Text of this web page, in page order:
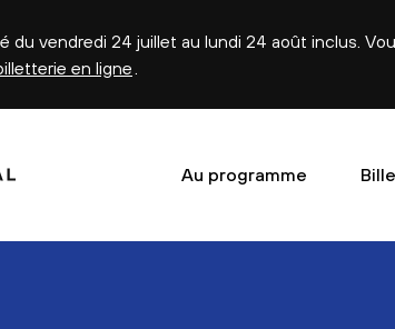
du vendredi 24 juillet au lundi 24 août inclus.
en ligne
Au programme